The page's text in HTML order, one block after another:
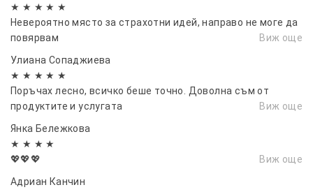
★ ★ ★ ★ ★
Невероятно място за страхотни идей, направо не моге да
повярвам
Виж още
Улиана Сопаджиева
★ ★ ★ ★ ★
Поръчах лесно, всичко беше точно. Доволна съм от
продуктите и услугата
Виж още
Янка Бележкова
★ ★ ★ ★
💖💖💖
Виж още
Адриан Канчин